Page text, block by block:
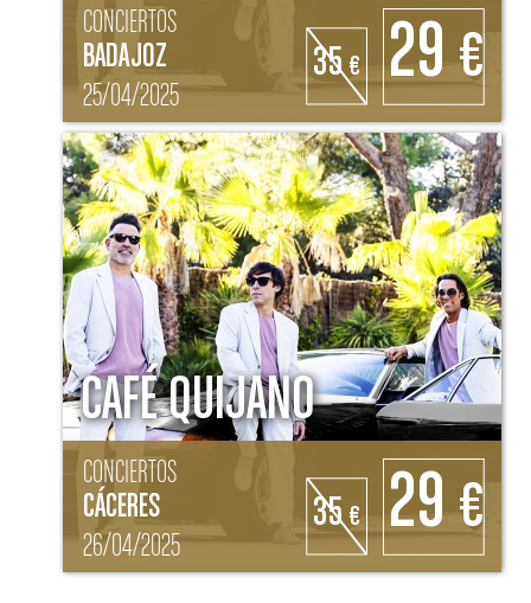
CONCIERTOS
BADAJOZ
25/04/2025
35€ 29€
CAFÉ QUIJANO
CONCIERTOS
CÁCERES
26/04/2025
35€ 29€